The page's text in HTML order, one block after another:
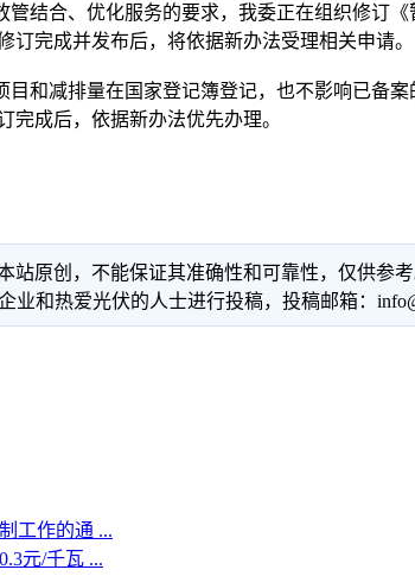
合、优化服务的要求，我委正在组织修订《
完成并发布后，将依据新办法受理相关申请。
减排量在国家登记簿登记，也不影响已备案
成后，依据新办法优先办理。
原创，不能保证其准确性和可靠性，仅供参
和热爱光伏的人士进行投稿，投稿邮箱：
工作的通 ...
元/千瓦 ...